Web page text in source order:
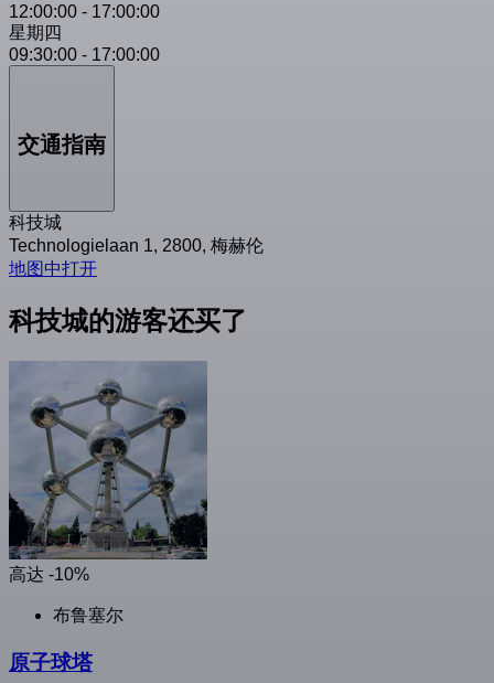
12:00:00 - 17:00:00
星期四
09:30:00 - 17:00:00
交通指南
科技城
Technologielaan 1, 2800, 梅赫伦
地图中打开
科技城的游客还买了
高达 -10%
布鲁塞尔
原子球塔